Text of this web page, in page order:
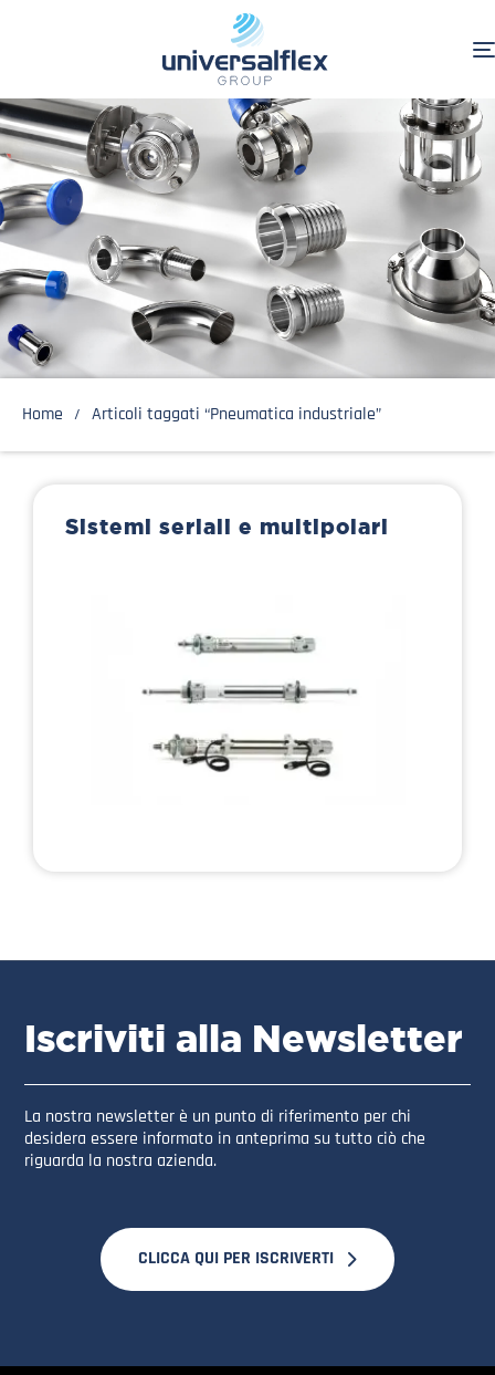
Home Articoli taggati “Pneumatica industriale”
Sistemi seriali e multipolari
Iscriviti alla Newsletter
La nostra newsletter è un punto di riferimento per chi
desidera essere informato in anteprima su tutto ciò che
riguarda la nostra azienda.
CLICCA QUI PER ISCRIVERTI